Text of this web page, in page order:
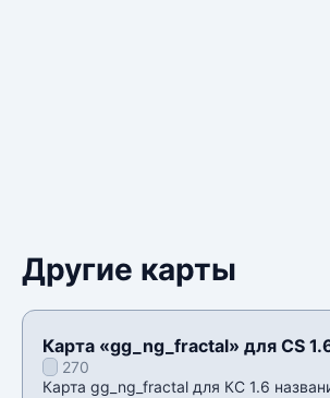
Другие карты
Карта «gg_ng_fractal» для CS
270
Карта gg_ng_fractal для КС 1.6